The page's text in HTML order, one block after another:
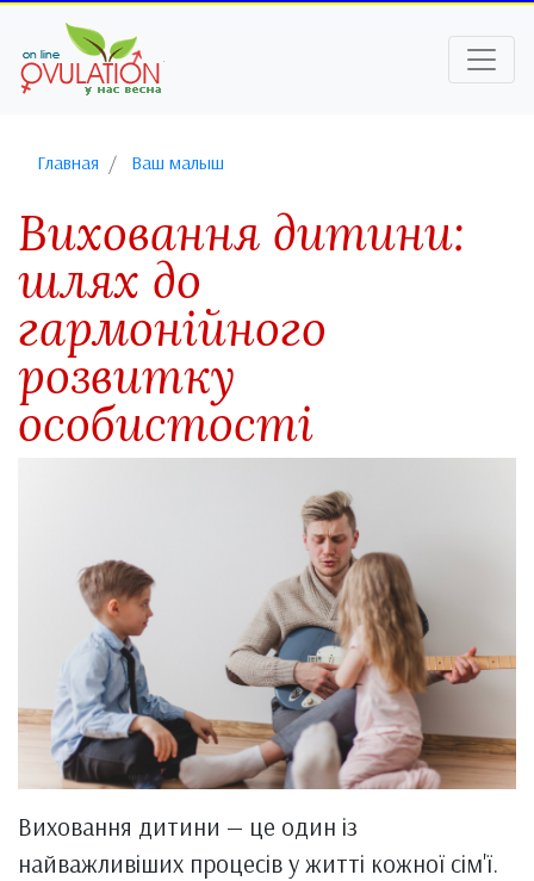
Главная Ваш малыш
Виховання дитини:
шлях до
гармонійного
розвитку
особистості
Виховання дитини — це один із
найважливіших процесів у житті кожної сім'ї.